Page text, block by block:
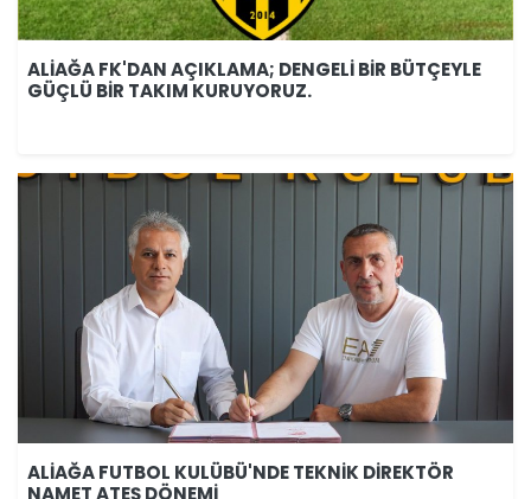
ALİAĞA FK'DAN AÇIKLAMA; DENGELİ BİR BÜTÇEYLE
GÜÇLÜ BİR TAKIM KURUYORUZ.
ALİAĞA FUTBOL KULÜBÜ'NDE TEKNİK DİREKTÖR
NAMET ATEŞ DÖNEMİ